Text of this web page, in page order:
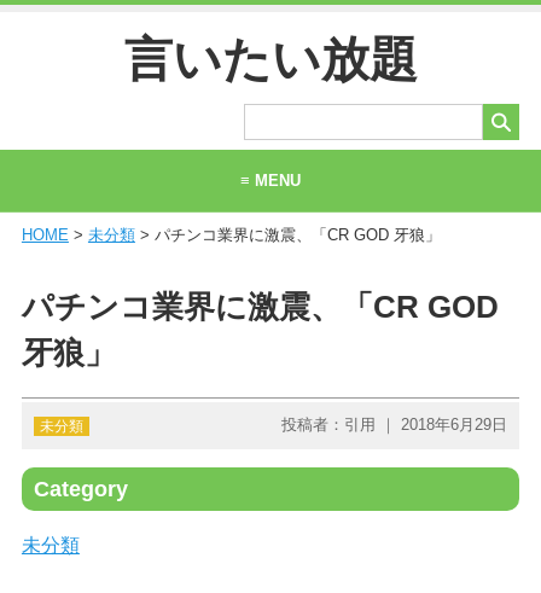
言いたい放題
≡ MENU
ホーム
HOME> 未分類> パチンコ業界に激震、「CR GOD 牙狼」
パチンコ業界に激震、「CR GOD
牙狼」
未分類 投稿者：引用 ｜ 2018年6月29日
Category
未分類